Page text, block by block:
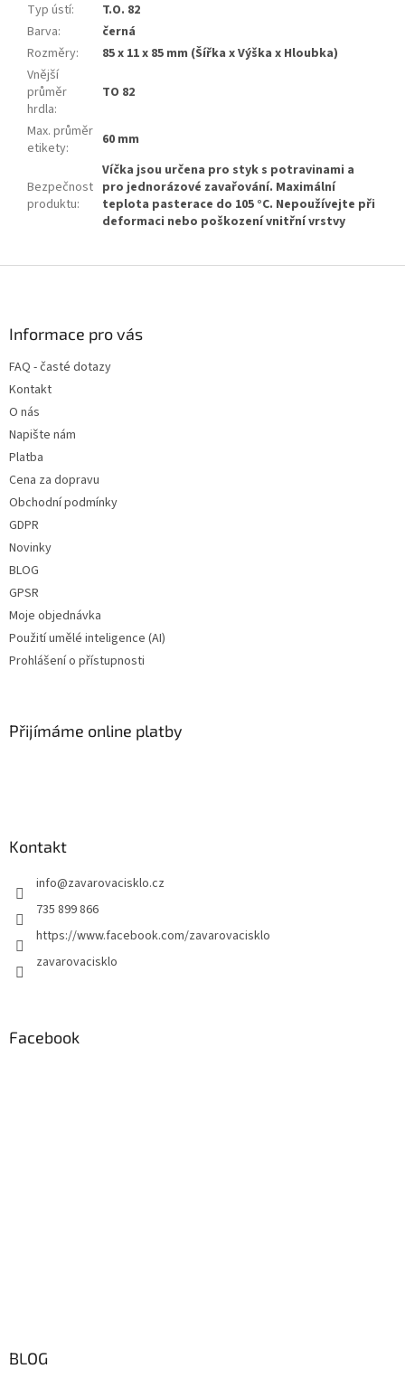
Typ ústí:
T.O. 82
Barva:
černá
Rozměry:
85 x 11 x 85 mm (Šířka x Výška x Hloubka)
Vnější
průměr
hrdla:
TO 82
Max. průměr
etikety: 60 mm
Bezpečnost
produktu:
Víčka jsou určena pro styk s potravinami a
pro jednorázové zavařování. Maximální
teplota pasterace do 105 °C. Nepoužívejte při
deformaci nebo poškození vnitřní vrstvy
Informace pro vás
FAQ - časté dotazy
Kontakt
O nás
Napište nám
Platba
Cena za dopravu
Obchodní podmínky
GDPR
Novinky
BLOG
GPSR
Moje objednávka
Použití umělé inteligence (AI)
Prohlášení o přístupnosti
Přijímáme online platby
Kontakt
info@zavarovacisklo.cz
735 899 866
https://www.facebook.com/zavarovacisklo
zavarovacisklo
Facebook
BLOG